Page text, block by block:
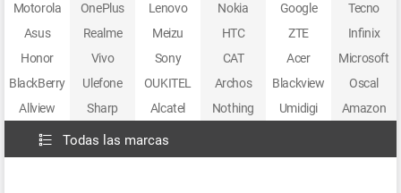
Motorola
OnePlus Lenovo Nokia Google
Tecno
Asus
Realme Meizu HTC ZTE
Infinix
Honor
Vivo Sony CAT Acer
Microsoft
BlackBerry
Ulefone OUKITEL Archos Blackview
Oscal
Allview
Sharp Alcatel Nothing Umidigi Amazon
Todas las marcas